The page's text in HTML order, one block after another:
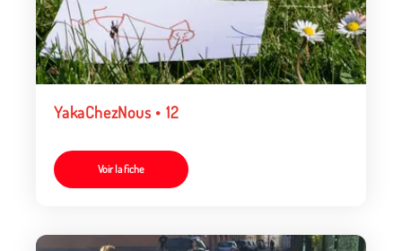
YakaChezNous • 12
Voir la fiche